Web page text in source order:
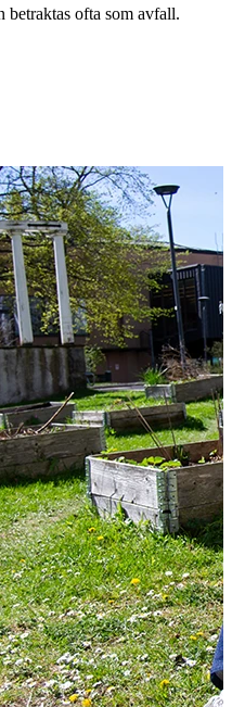
betraktas ofta som avfall.